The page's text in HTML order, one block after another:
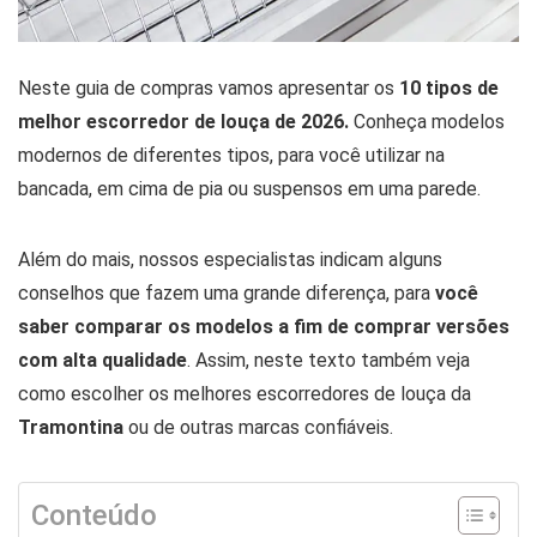
Neste guia de compras vamos apresentar os 10 tipos de
melhor escorredor de louça de 2026. Conheça modelos
modernos de diferentes tipos, para você utilizar na
bancada, em cima de pia ou suspensos em uma parede.
Além do mais, nossos especialistas indicam alguns
conselhos que fazem uma grande diferença, para você
saber comparar os modelos a fim de comprar versões
com alta qualidade. Assim, neste texto também veja
como escolher os melhores escorredores de louça da
Tramontina ou de outras marcas confiáveis.
Conteúdo